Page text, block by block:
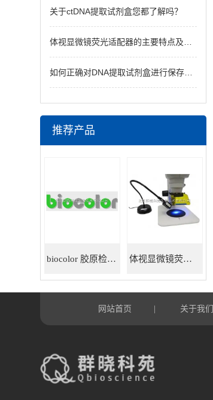
关于ctDNA提取试剂盒您都了解吗？
体视显微镜荧光适配器的主要特点及应用领域
如何正确对DNA提取试剂盒进行保存和操作？
推荐产品
biocolor 胶原检测试剂盒 体视显微镜荧光适配器
网站首页 关于我们